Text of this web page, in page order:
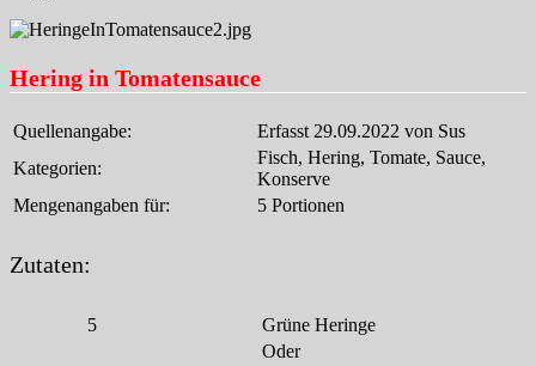
Hering in Tomatensauce
Quellenangabe:
Erfasst 29.09.2022 von Sus
Kategorien:
Fisch, Hering, Tomate, Sauce,
Konserve
Mengenangaben für:
5 Portionen
Zutaten:
5
Grüne Heringe
Oder